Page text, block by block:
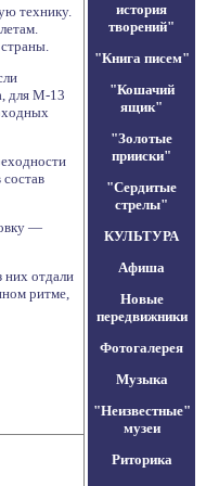
технику.
для М-13
—
них отдали
ритме,
история
творений"
"Книга писем"
"Кошачий
ящик"
"Золотые
прииски"
"Сердитые
стрелы"
КУЛЬТУРА
Афиша
Новые
передвижники
Фотогалерея
Музыка
"Неизвестные"
музеи
Риторика